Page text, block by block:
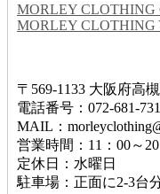
MORLEY CLOTHING
MORLEY CLOTHING
〒569-1133 大阪府高
電話番号：072-681-
MAIL：
営業時間：11：00～
定休日：水曜日
駐車場：正面に2-3台